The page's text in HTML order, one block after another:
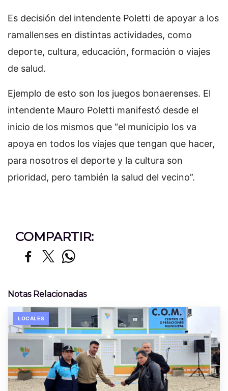
Es decisión del intendente Poletti de apoyar a los
ramallenses en distintas actividades, como
deporte, cultura, educación, formación o viajes
de salud.
Ejemplo de esto son los juegos bonaerenses. El
intendente Mauro Poletti manifestó desde el
inicio de los mismos que “el municipio los va
apoya en todos los viajes que tengan que hacer,
para nosotros el deporte y la cultura son
prioridad, pero también la salud del vecino”.
COMPARTIR:
Notas Relacionadas
LOCALES